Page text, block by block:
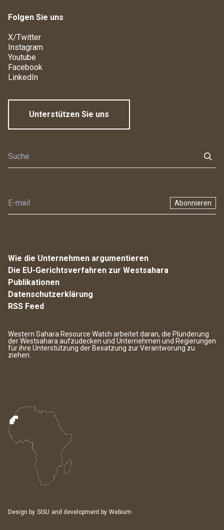
Folgen Sie uns
X/Twitter
Instagram
Youtube
Facebook
LinkedIn
Unterstützen Sie uns
Abonnieren
Wie die Unternehmen argumentieren
Die EU-Gerichtsverfahren zur Westsahara
Publikationen
Datenschutzerklärung
RSS Feed
Western Sahara Resource Watch arbeitet daran, die Plünderung
der Westsahara aufzudecken und Unternehmen und Regierungen
für ihre Unterstützung der Besatzung zur Verantworung zu
ziehen.
Design by SISU and development by Webium